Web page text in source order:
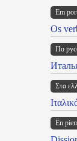
Em
Os
По
Στα
Ën